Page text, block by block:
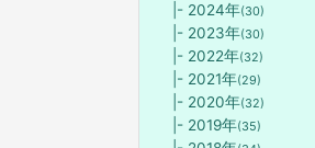
|- 2024年(30)
|- 2023年(30)
|- 2022年(32)
|- 2021年(29)
|- 2020年(32)
|- 2019年(35)